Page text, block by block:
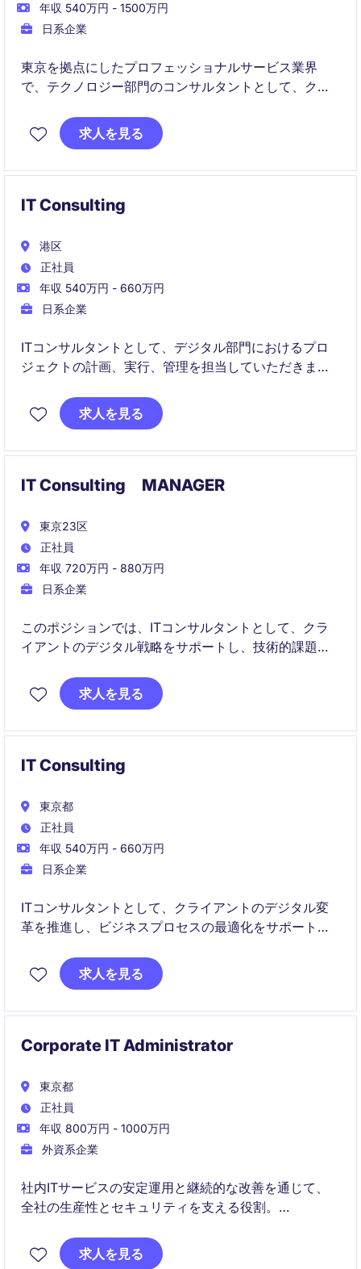
年収 540万円 - 1500万円
日系企業
東京を拠点にしたプロフェッショナルサービス業界
で、テクノロジー部門のコンサルタントとして、クラ
革新的なテクノロジーソリューションを提供し、クラ
イアントの成功をサポートする役割です。
求人を見る
IT Consulting
港区
正社員
年収 540万円 - 660万円
日系企業
ITコンサルタントとして、デジタル部門におけるプロ
ジェクトの計画、実行、管理を担当していただきま
し、クライアントのビジネス課題を解決するための最
適なソリューションを提供する役割です。
求人を見る
IT Consulting MANAGER
東京23区
正社員
年収 720万円 - 880万円
日系企業
このポジションでは、ITコンサルタントとして、クラ
イアントのデジタル戦略をサポートし、技術的課題の
活かし、業務プロセスの改善やシステム導入をリード
する役割を担います。
求人を見る
IT Consulting
東京都
正社員
年収 540万円 - 660万円
日系企業
ITコンサルタントとして、クライアントのデジタル変
革を推進し、ビジネスプロセスの最適化をサポートす
見を活かして、価値あるソリューションを提供してい
ただきます。
求人を見る
Corporate IT Administrator
東京都
正社員
年収 800万円 - 1000万円
外資系企業
社内ITサービスの安定運用と継続的な改善を通じて、
全社の生産性とセキュリティを支える役割。
国内チームおよびグローバルITと連携し、クラウド・
デバイス・セキュリティ領域まで幅広く関与。
求人を見る